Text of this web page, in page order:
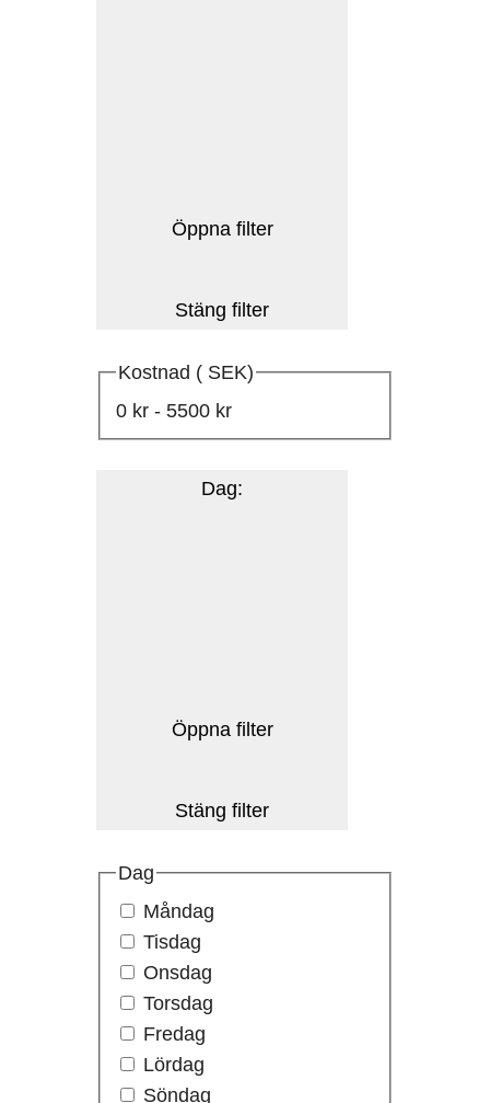
Öppna filter
Stäng filter
Kostnad ( SEK)
0 kr - 5500 kr
Dag:
Öppna filter
Stäng filter
Dag
Måndag
Tisdag
Onsdag
Torsdag
Fredag
Lördag
Söndag